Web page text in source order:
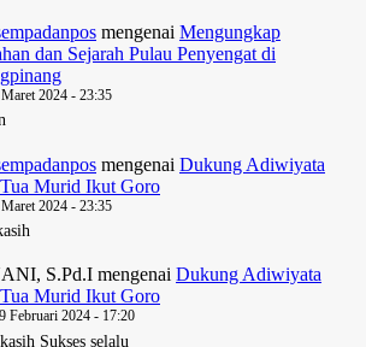
mengenai Mengungkap
dan Sejarah Pulau Penyengat di
Maret 2024 - 23:35
mengenai Dukung Adiwiyata
Murid Ikut Goro
Maret 2024 - 23:35
S.Pd.I mengenai Dukung Adiwiyata
Murid Ikut Goro
Februari 2024 - 17:20
Sukses selalu